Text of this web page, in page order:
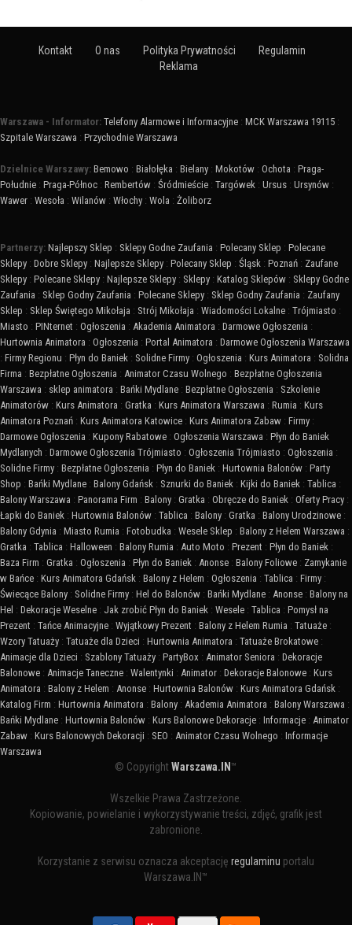
Kontakt O nas Polityka Prywatności
Regulamin
Reklama
Warszawa - Informator: Telefony Alarmowe i Informacyjne : MCK Warszawa 19115 :
Szpitale Warszawa : Przychodnie Warszawa
Dzielnice Warszawy: Bemowo : Białołęka : Bielany : Mokotów : Ochota : Praga-
Południe : Praga-Północ : Rembertów : Śródmieście : Targówek : Ursus : Ursynów :
Wawer : Wesoła : Wilanów : Włochy : Wola : Żoliborz
Partnerzy: Najlepszy Sklep : Sklepy Godne Zaufania : Polecany Sklep : Polecane
Sklepy : Dobre Sklepy : Najlepsze Sklepy : Polecany Sklep : Śląsk : Poznań : Zaufane
Sklepy : Polecane Sklepy : Najlepsze Sklepy : Sklepy : Katalog Sklepów : Sklepy Godne
Zaufania : Sklep Godny Zaufania : Polecane Sklepy : Sklep Godny Zaufania : Zaufany
Sklep : Sklep Świętego Mikołaja : Strój Mikołaja : Wiadomości Lokalne : Trójmiasto :
Miasto : PINternet : Ogłoszenia : Akademia Animatora : Darmowe Ogłoszenia :
Hurtownia Animatora : Ogłoszenia : Portal Animatora : Darmowe Ogłoszenia Warszawa
: Firmy Regionu : Płyn do Baniek : Solidne Firmy : Ogłoszenia : Kurs Animatora : Solidna
Firma : Bezpłatne Ogłoszenia : Animator Czasu Wolnego : Bezpłatne Ogłoszenia
Warszawa : sklep animatora : Bańki Mydlane : Bezpłatne Ogłoszenia : Szkolenie
Animatorów : Kurs Animatora : Gratka : Kurs Animatora Warszawa : Rumia : Kurs
Animatora Poznań : Kurs Animatora Katowice : Kurs Animatora Zabaw : Firmy :
Darmowe Ogłoszenia : Kupony Rabatowe : Ogłoszenia Warszawa : Płyn do Baniek
Mydlanych : Darmowe Ogłoszenia Trójmiasto : Ogłoszenia Trójmiasto : Ogłoszenia :
Solidne Firmy : Bezpłatne Ogłoszenia : Płyn do Baniek : Hurtownia Balonów : Party
Shop : Bańki Mydlane : Balony Gdańsk : Sznurki do Baniek : Kijki do Baniek : Tablica :
Balony Warszawa : Panorama Firm : Balony : Gratka : Obręcze do Baniek : Oferty Pracy :
Łapki do Baniek : Hurtownia Balonów : Tablica : Balony : Gratka : Balony Urodzinowe :
Balony Gdynia : Miasto Rumia : Fotobudka : Wesele Sklep : Balony z Helem Warszawa :
Gratka : Tablica : Halloween : Balony Rumia : Auto Moto : Prezent : Płyn do Baniek :
Baza Firm : Gratka : Ogłoszenia : Płyn do Baniek : Anonse : Balony Foliowe : Zamykanie
w Bańce : Kurs Animatora Gdańsk : Balony z Helem : Ogłoszenia : Tablica : Firmy :
Świecące Balony : Solidne Firmy : Hel do Balonów : Bańki Mydlane : Anonse : Balony na
Hel : Dekoracje Weselne : Jak zrobić Płyn do Baniek : Wesele : Tablica : Pomysł na
Prezent : Tańce Animacyjne : Wyjątkowy Prezent : Balony z Helem Rumia : Tatuaże :
Wzory Tatuaży : Tatuaże dla Dzieci : Hurtownia Animatora : Tatuaże Brokatowe :
Animacje dla Dzieci : Szablony Tatuaży : PartyBox : Animator Seniora : Dekoracje
Balonowe : Animacje Taneczne : Walentynki : Animator : Dekoracje Balonowe : Kurs
Animatora : Balony z Helem : Anonse : Hurtownia Balonów : Kurs Animatora Gdańsk :
Katalog Firm : Hurtownia Animatora : Balony : Akademia Animatora : Balony Warszawa :
Bańki Mydlane : Hurtownia Balonów : Kurs Balonowe Dekoracje : Informacje : Animator
Zabaw : Kurs Balonowych Dekoracji : SEO : Animator Czasu Wolnego : Informacje
Warszawa
© CopyrightWarszawa.IN ™
Wszelkie Prawa Zastrzeżone.
Kopiowanie, powielanie i wykorzystywanie treści, zdjęć, grafik jest
zabronione.
Korzystanie z serwisu oznacza akceptację regulaminu portalu
Warszawa.IN™